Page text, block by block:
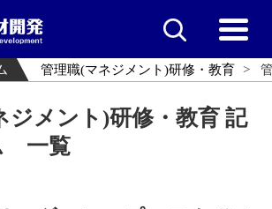
管理職(マネジメント)研修・教育
ジメント)研修・教育 記
一覧